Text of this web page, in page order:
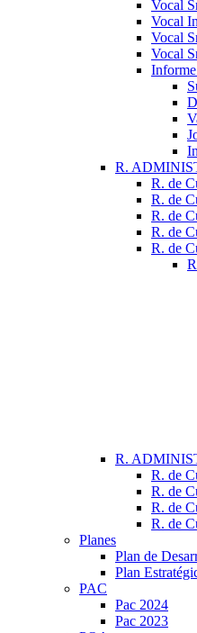
Vocal
Vocal
Vocal
Vocal
R.
R. de
R. de
R. de
R. de
R. de
R.
R. de
R. de
R. de
R. de
Planes
Plan de
Plan
PAC
Pac 2024
Pac 2023